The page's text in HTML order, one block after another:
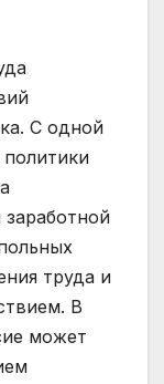
С одной
труда и
В
может